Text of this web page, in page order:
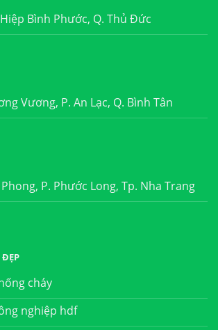
Hiệp Bình Phước, Q. Thủ Đức
Vương, P. An Lạc, Q. Bình Tân
P. Phước Long, Tp. Nha Trang
cháy
nghiệp hdf